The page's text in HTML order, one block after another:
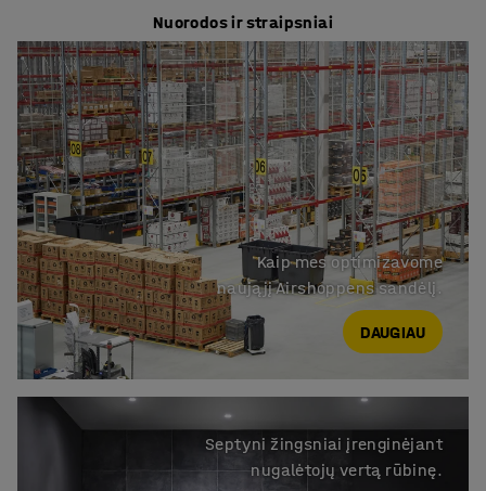
Nuorodos ir straipsniai
Kaip mes optimizavome
naująjį Airshoppens sandėlį.
DAUGIAU
Septyni žingsniai įrenginėjant